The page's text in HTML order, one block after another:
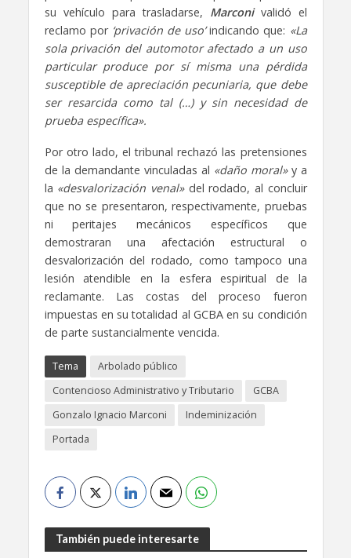
su vehículo para trasladarse, Marconivalidó el
reclamo por ‘privación de uso’indicando que: «La
sola privación del automotor afectado a un uso
particular produce por sí misma una pérdida
susceptible de apreciación pecuniaria, que debe
ser resarcida como tal (…) y sin necesidad de
prueba específica».
Por otro lado, el tribunal rechazó las pretensiones
de la demandante vinculadas al «daño moral»y a
la «desvalorización venal»del rodado, al concluir
que no se presentaron, respectivamente, pruebas
ni peritajes mecánicos específicos que
demostraran una afectación estructural o
desvalorización del rodado, como tampoco una
lesión atendible en la esfera espiritual de la
reclamante. Las costas del proceso fueron
impuestas en su totalidad al GCBA en su condición
de parte sustancialmente vencida.
Tema
Arbolado público
Contencioso Administrativo y Tributario
GCBA
Gonzalo Ignacio Marconi
Indeminización
Portada
También puede interesarte